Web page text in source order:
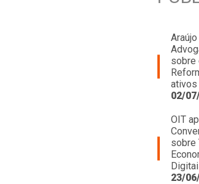
sobre
02/
OIT
sobre
23/